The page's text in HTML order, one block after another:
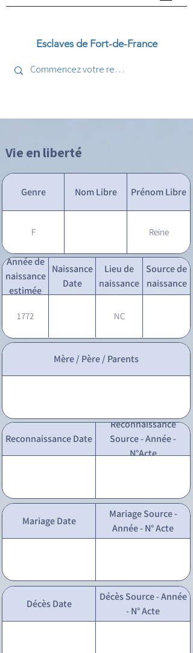
Esclaves de Fort-de-France
Vie en liberté
Genre Nom Libre Prénom Libre
F Reine
Année de
naissance
estimée
Naissance
Date
Lieu de
naissance
Source de
naissance
1772 NC
Mère / Père / Parents
Reconnaissance Date
Reconnaissance
Source - Année -
N°Acte
Mariage Date
Mariage Source -
Année - N° Acte
Décès Date
Décès Source - Année
- N° Acte